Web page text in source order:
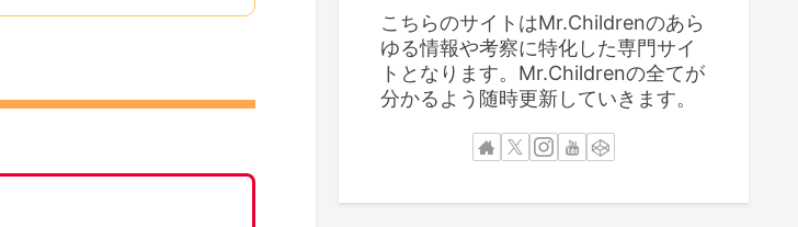
こちらのサイトはMr.Childrenのあら
ゆる情報や考察に特化した専門サイ
トとなります。Mr.Childrenの全てが
分かるよう随時更新していきます。